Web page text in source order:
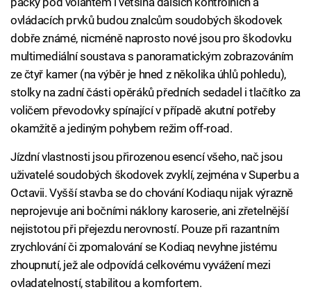
ovládacích prvků budou znalcům soudobých škodovek
dobře známé, nicméně naprosto nové jsou pro škodovku
multimediální soustava s panoramatickým zobrazováním
ze čtyř kamer (na výběr je hned z několika úhlů pohledu),
stolky na zadní části opěráků předních sedadel i tlačítko za
voličem převodovky spínající v případě akutní potřeby
okamžitě a jediným pohybem režim off-road.
Jízdní vlastnosti jsou přirozenou esencí všeho, nač jsou
uživatelé soudobých škodovek zvyklí, zejména v Superbu a
Octavii. Vyšší stavba se do chování Kodiaqu nijak výrazně
neprojevuje ani bočními náklony karoserie, ani zřetelnější
nejistotou při přejezdu nerovností. Pouze při razantním
zrychlování či zpomalování se Kodiaq nevyhne jistému
zhoupnutí, jež ale odpovídá celkovému vyvážení mezi
ovladatelností, stabilitou a komfortem.